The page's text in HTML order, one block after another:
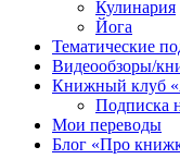
Кулинария
Йога
Тематические
Видеообзоры/
Книжный клуб
Подписка
Мои переводы
Блог «Про